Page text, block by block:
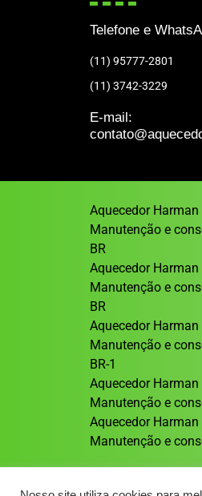
Telefone e
(11) 95777-2801
(11) 3742-3229
E-mail:
Aquecedor Harman
Manutenção e
BR
Aquecedor Harman
Manutenção e
BR
Aquecedor Harman
Manutenção e
BR-1
Aquecedor Harman
Manutenção e
Aquecedor
Manutenção e